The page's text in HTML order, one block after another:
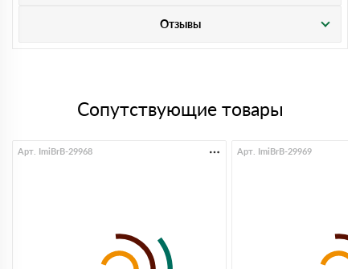
Отзывы
Сопутствующие товары
Арт. ImiBrB-29968 Арт. ImiBrB-29969